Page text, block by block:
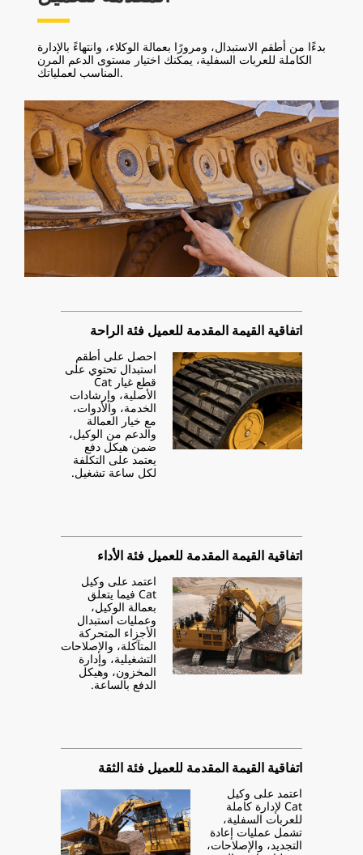
بدءًا من أطقم الاستبدال، ومرورًا بعمالة الوكلاء، وانتهاءً بالإدارة
الكاملة للعربات السفلية، يمكنك اختيار مستوى الدعم المرن
المناسب لعملياتك.
اتفاقية القيمة المقدمة للعميل فئة الراحة
احصل على أطقم
استبدال تحتوي على
قطع غيار Cat
الأصلية، وإرشادات
الخدمة، والأدوات،
مع خيار العمالة
والدعم من الوكيل،
ضمن هيكل دفع
يعتمد على التكلفة
لكل ساعة تشغيل.
اتفاقية القيمة المقدمة للعميل فئة الأداء
اعتمد على وكيل
Cat فيما يتعلق
بعمالة الوكيل،
وعمليات استبدال
الأجزاء المتحركة
المتآكلة، والإصلاحات
التشغيلية، وإدارة
المخزون، وهيكل
الدفع بالساعة.
اتفاقية القيمة المقدمة للعميل فئة الثقة
اعتمد على وكيل
Cat لإدارة كاملة
للعربات السفلية،
تشمل عمليات إعادة
التجديد، والإصلاحات،